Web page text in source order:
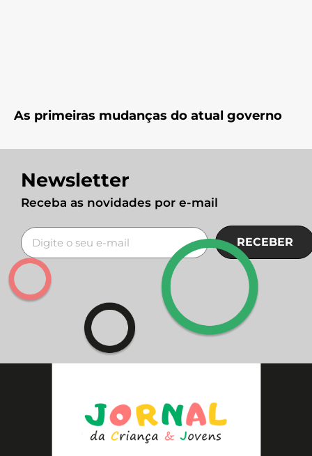
As primeiras mudanças do atual governo
Newsletter
Receba as novidades por e-mail
RECEBER